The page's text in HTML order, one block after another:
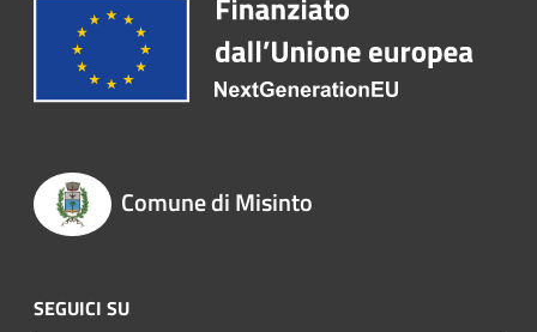
Comune di Misinto
SEGUICI SU